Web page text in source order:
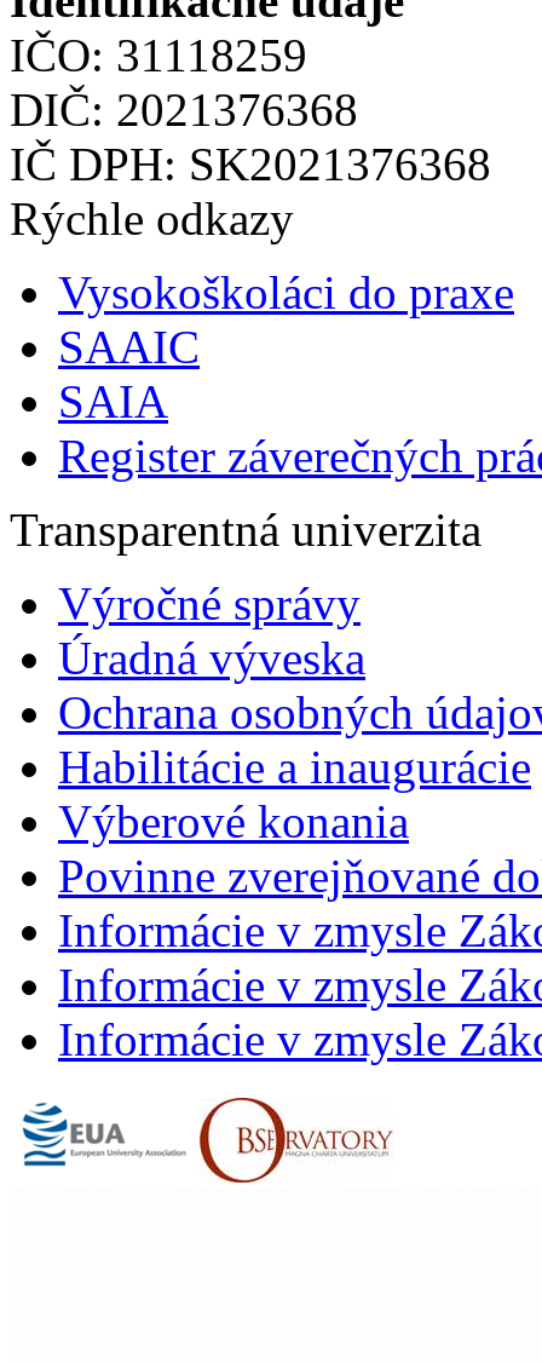
IČO: 31118259
DIČ: 2021376368
IČ DPH: SK2021376368
Rýchle odkazy
Vysokoškoláci do praxe
SAAIC
SAIA
Register záverečných
Transparentná univerzita
Výročné správy
Úradná výveska
Ochrana osobných
Habilitácie a inaugurácie
Výberové konania
Povinne zverejňované
Informácie v zmysle
Informácie v zmysle
Informácie v zmysle